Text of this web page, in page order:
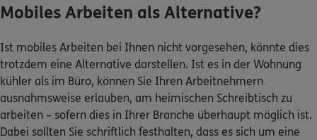
Mobiles Arbeiten als Alternative?
Ist mobiles Arbeiten bei Ihnen nicht vorgesehen, könnte dies
trotzdem eine Alternative darstellen. Ist es in der Wohnung
kühler als im Büro, können Sie Ihren Arbeitnehmern
ausnahmsweise erlauben, am heimischen Schreibtisch zu
arbeiten – sofern dies in Ihrer Branche überhaupt möglich ist.
Dabei sollten Sie schriftlich festhalten, dass es sich um eine